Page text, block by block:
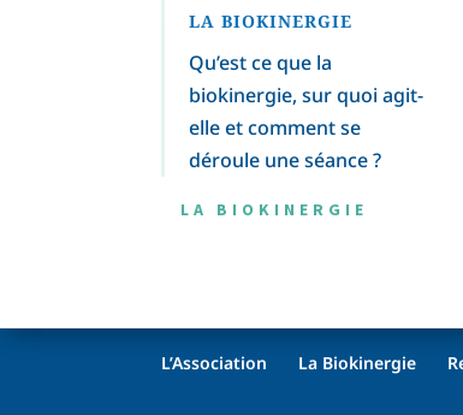
LA BIOKINERGIE
Qu’est ce que la
biokinergie, sur quoi agit-
elle et comment se
déroule une séance ?
LA BIOKINERGIE
L’Association La Biokinergie